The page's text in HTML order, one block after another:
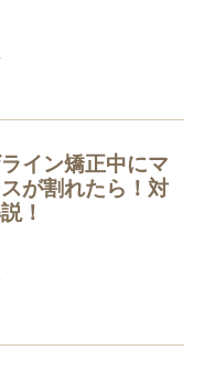
インプラント
イン矯正中にマ
が割れたら！対
！